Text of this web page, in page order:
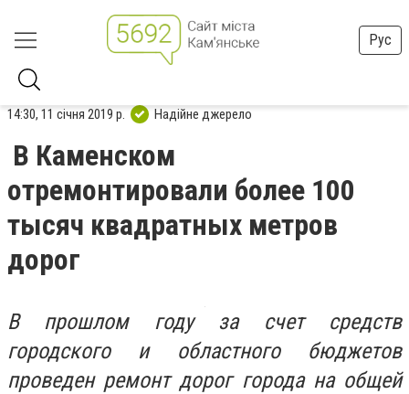
Рус
14:30, 11 січня 2019 р. Надійне джерело
В Каменском
отремонтировали более 100
тысяч квадратных метров
дорог
В прошлом году за счет средств
городского и областного бюджетов
проведен ремонт дорог города на общей